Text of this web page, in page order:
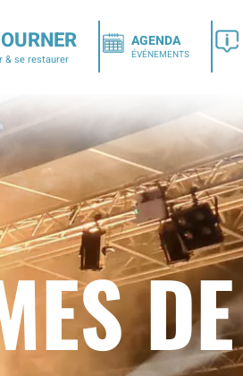
& se restaurer
AGENDA
ÉVÉNEMENTS
DE